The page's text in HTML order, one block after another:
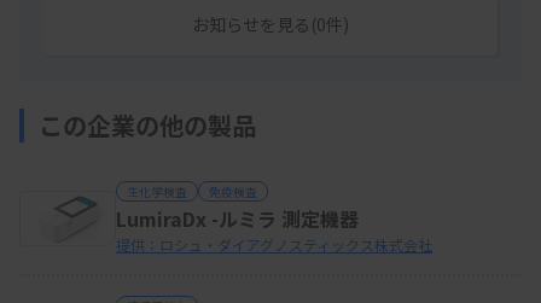
お知らせを見る(0件)
この企業の他の製品
生化学検査 免疫検査
LumiraDx -ルミラ 測定機器
提供：ロシュ・ダイアグノスティックス株式会社